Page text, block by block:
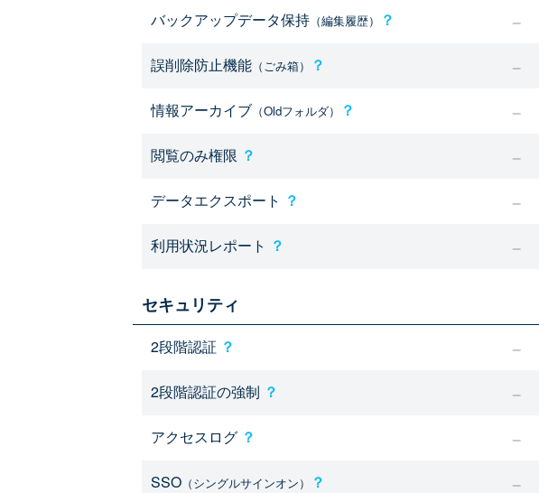
バックアップデータ保持 （編集履歴） ？
誤削除防止機能 （ごみ箱） ？
情報アーカイブ （Oldフォルダ） ？
閲覧のみ権限 ？
データエクスポート ？
利用状況レポート ？
セキュリティ
2段階認証 ？
2段階認証の強制 ？
アクセスログ ？
SSO （シングルサインオン） ？